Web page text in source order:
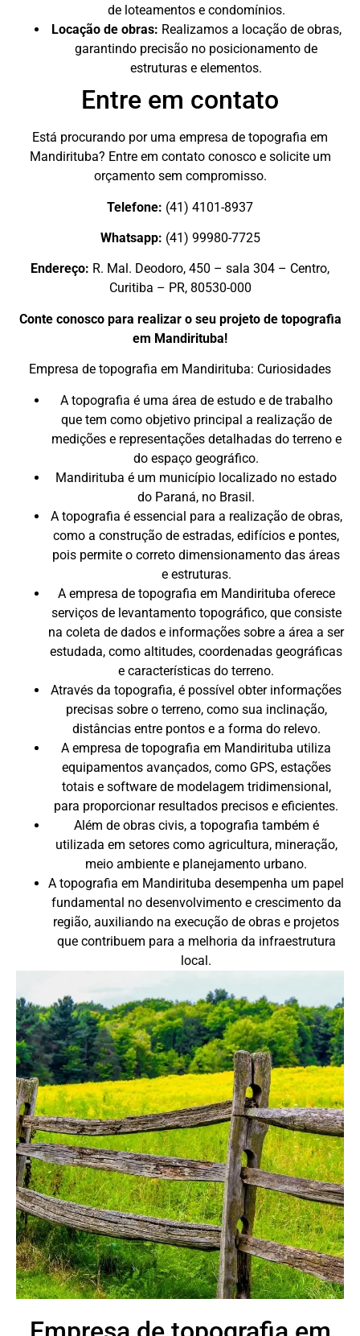
de loteamentos e condomínios.
Locação de obras: Realizamos a locação de obras,
garantindo precisão no posicionamento de
estruturas e elementos.
Entre em contato
Está procurando por uma empresa de topografia em
Mandirituba? Entre em contato conosco e solicite um
orçamento sem compromisso.
Telefone: (41) 4101-8937
Whatsapp: (41) 99980-7725
Endereço: R. Mal. Deodoro, 450 – sala 304 – Centro,
Curitiba – PR, 80530-000
Conte conosco para realizar o seu projeto de topografia
em Mandirituba!
Empresa de topografia em Mandirituba: Curiosidades
A topografia é uma área de estudo e de trabalho
que tem como objetivo principal a realização de
medições e representações detalhadas do terreno e
do espaço geográfico.
Mandirituba é um município localizado no estado
do Paraná, no Brasil.
A topografia é essencial para a realização de obras,
como a construção de estradas, edifícios e pontes,
pois permite o correto dimensionamento das áreas
e estruturas.
A empresa de topografia em Mandirituba oferece
serviços de levantamento topográfico, que consiste
na coleta de dados e informações sobre a área a ser
estudada, como altitudes, coordenadas geográficas
e características do terreno.
Através da topografia, é possível obter informações
precisas sobre o terreno, como sua inclinação,
distâncias entre pontos e a forma do relevo.
A empresa de topografia em Mandirituba utiliza
equipamentos avançados, como GPS, estações
totais e software de modelagem tridimensional,
para proporcionar resultados precisos e eficientes.
Além de obras civis, a topografia também é
utilizada em setores como agricultura, mineração,
meio ambiente e planejamento urbano.
A topografia em Mandirituba desempenha um papel
fundamental no desenvolvimento e crescimento da
região, auxiliando na execução de obras e projetos
que contribuem para a melhoria da infraestrutura
local.